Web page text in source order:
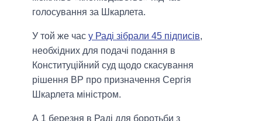
голосування за Шкарлета.
У той же час у Раді зібрали 45 підписів,
необхідних для подачі подання в
Конституційний суд щодо скасування
рішення ВР про призначення Сергія
Шкарлета міністром.
А 1 березня в Раді для боротьби з